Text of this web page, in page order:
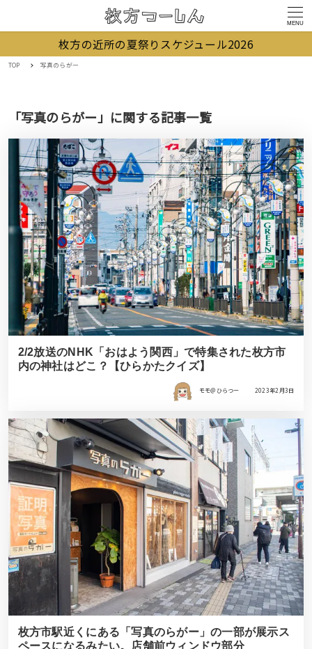
MENU
枚方の近所の夏祭りスケジュール2026
TOP 写真のらがー
「写真のらがー」に関する記事一覧
2/2放送のNHK「おはよう関西」で特集された枚方市
内の神社はどこ？【ひらかたクイズ】
モモ＠ひらつー 2023年2月3日
枚方市駅近くにある「写真のらがー」の一部が展示ス
ペースになるみたい。店舗前ウィンドウ部分